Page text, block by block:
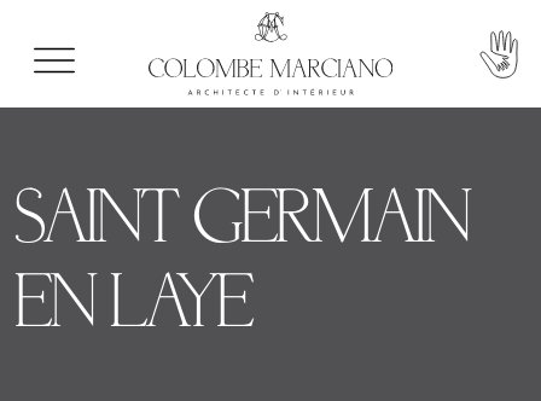
SAINT GERMAIN
EN LAYE